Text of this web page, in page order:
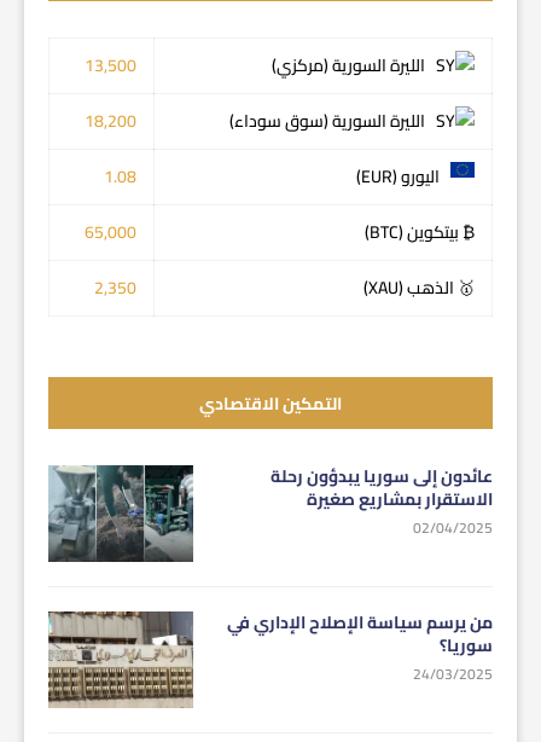
الليرة السورية (مركزي)
13,500
الليرة السورية (سوق سوداء)
18,200
اليورو (EUR)
1.08
₿ بيتكوين (BTC)
65,000
🥇 الذهب (XAU)
2,350
التمكين الاقتصادي
عائدون إلى سوريا يبدؤون رحلة
الاستقرار بمشاريع صغيرة
02/04/2025
من يرسم سياسة الإصلاح الإداري في
سوريا؟
24/03/2025